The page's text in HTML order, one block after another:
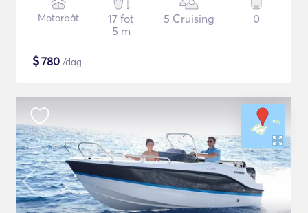
Motorbåt
17 fot
5 m
5 Cruising 0
$780 /dag